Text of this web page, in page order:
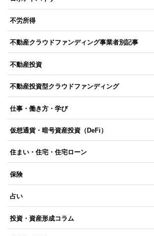
不労所得
不動産クラウドファンディング事業者別記事
不動産投資
不動産投資型クラウドファンディング
仕事・働き方・学び
仮想通貨・暗号資産投資（DeFi）
住まい・住宅・住宅ローン
保険
占い
投資・資産形成コラム